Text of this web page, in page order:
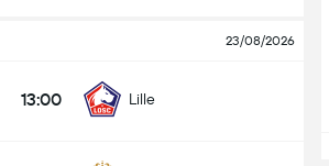
23/08/2026
13:00 Lille